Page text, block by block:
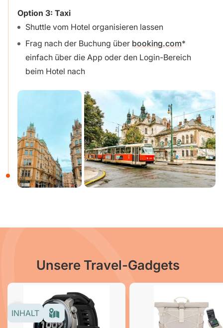
Option 3: Taxi
Shuttle vom Hotel organisieren lassen
Frag nach der Buchung über booking.com
einfach über die App oder den Login-Bereich
beim Hotel nach
Unsere Travel-Gadgets
INHALT